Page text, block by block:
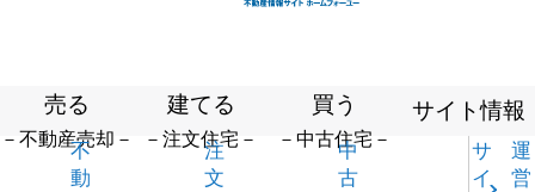
売る
－不動産売却－
不
動
建てる
－注文住宅－
注
文
買う
－中古住宅－
中
古
サイト情報
サ
イ
運
営